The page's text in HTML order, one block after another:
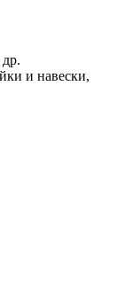
и навески,